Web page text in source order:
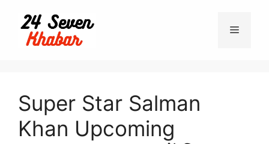
content
Menu
Super Star Salman
Khan Upcoming